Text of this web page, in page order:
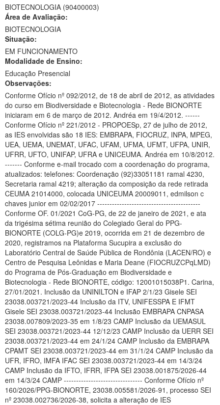
Ministério da Ciência, Tecnologia, Inovações e Comunicações
Ministério do Meio Ambiente
Ministério do Turismo
Ministério do Desenvolvimento Regional
Ministério da Mulher, da Família e dos Direitos Humanos
Secretaria de Governo
Advocacia-Geral da União
BIOTECNOLOGIA (90400003)
Área de Avaliação:
BIOTECNOLOGIA
Situação:
EM FUNCIONAMENTO
Modalidade de Ensino:
Educação Presencial
Observações:
Conforme Ofício nº 092/2012, de 18 de abril de 2012, as atividades
do curso em Biodiversidade e Biotecnologia - Rede BIONORTE
iniciaram em 6 de março de 2012. Andréa em 19/4/2012. ------
Conforme Ofício nº 221/2012 - PROPOESp, 27 de julho de 2012,
as IES envolvidas são 18 IES: EMBRAPA, FIOCRUZ, INPA, MPEG,
UEA, UEMA, UNEMAT, UFAC, UFAM, UFMA, UFMT, UFPA, UNIR,
UFRR, UFTO, UNIFAP, UFRA e UNICEUMA. Andréa em 10/8/2012.
------- Conforme e-mail trocado com a coordenação do programa,
atualizados: telefones: Coordenação (92)33051181 ramal 4230,
Secretaria ramal 4219; alteração da composição da rede retirada
CEUMA 21014000, colocada UNICEUMA 20009011, edmilson c
chaves junior em 02/02/2017 ------------------------------------------
Conforme OF. 01/2021 CoG-PG, de 22 de janeiro de 2021, e ata
da trigésima sétima reunião do Colegiado Geral do PPG-
BIONORTE (COLG-PG)e 2019, ocorrida em 21 de dezembro de
2020, registramos na Plataforma Sucupira a exclusão do
Laboratório Central de Saúde Pública de Rondônia (LACEN/RO) e
Centro de Pesquisa Leônidas e Maria Deane (FIOCRUZCPqLMD)
do Programa de Pós-Graduação em Biodiversidade e
Biotecnologia - Rede BIONORTE, código: 12001015038P1. Carina,
27/01/2021. Inclusão da UNINILTON e IFAP 2/1/23 Gisele SEI
23038.003721/2023-44 Inclusão da ITV, UNIFESSPA E IFMT
Gisele SEI 23038.003721/2023-44 Inclusão EMBRAPA CNPASA
23038.007809/2023-35 em 1/8/23 CAMP Inclusão da UEMASUL
SEI 23038.003721/2023-44 12/12/23 CAMP Inclusão da UERR SEI
23038.003721/2023-44 em 24/1/24 CAMP Inclusão da EMBRAPA
CPAMT SEI 23038.003721/2023-44 em 31/1/24 CAMP Inclusão da
UFR, IFRO, IMFA IFAC SEI 23038.003721/2023-44 em 14/3/24
CAMP Inclusão da IFTO, IFRR, IFPA SEI 23038.001875/2026-44
em 14/3/24 CAMP -------------------------------- Conforme Ofício nº
160/2026/PPG-BIONORTE, 23038.005581/2026-91, processo SEI
nº 23038.002736/2026-38, solicita a alteração de IES